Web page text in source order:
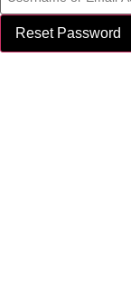
Reset Password